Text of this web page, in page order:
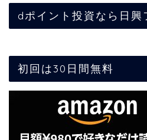
dポイント投資なら日興
初回は30日間無料